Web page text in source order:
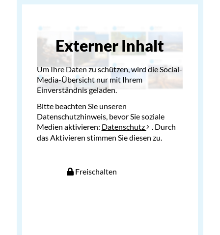
Externer Inhalt
Um Ihre Daten zu schützen, wird die Social-
Media-Übersicht nur mit Ihrem
Einverständnis geladen.
Bitte beachten Sie unseren
Datenschutzhinweis, bevor Sie soziale
Medien aktivieren: Datenschutz
. Durch
das Aktivieren stimmen Sie diesen zu.
Freischalten